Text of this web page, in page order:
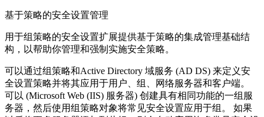
基于策略的安全设置管理
用于组策略的安全设置扩展提供基于策略的集成管理基础结
构，以帮助你管理和强制实施安全策略。
可以通过组策略和Active Directory 域服务 (AD DS) 来定义安
全设置策略并将其应用于用户、组、网络服务器和客户端。
可以 (Microsoft Web (IIS) 服务器) 创建具有相同功能的一组服
务器，然后使用组策略对象将常见安全设置应用于组。 如果